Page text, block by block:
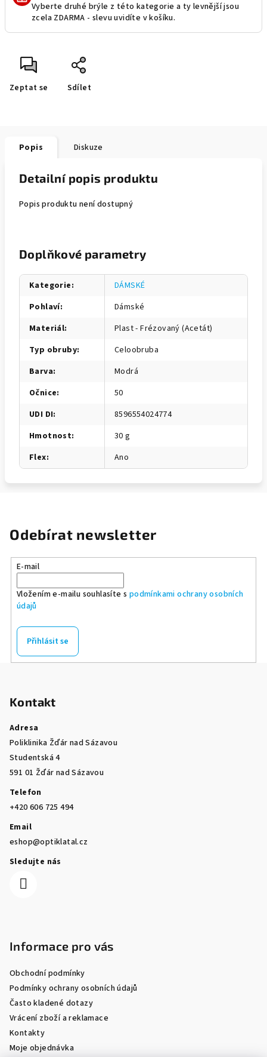
Vyberte druhé brýle z této kategorie a ty levnější jsou
zcela ZDARMA - slevu uvidíte v košíku.
Zeptat se Sdílet
Popis Diskuze
Detailní popis produktu
Popis produktu není dostupný
Doplňkové parametry
Kategorie:
DÁMSKÉ
Pohlaví:
Dámské
Materiál:
Plast - Frézovaný (Acetát)
Typ obruby:
Celoobruba
Barva:
Modrá
Očnice:
50
UDI DI:
8596554024774
Hmotnost:
30 g
Flex: Ano
Odebírat newsletter
E-mail
Vložením e-mailu souhlasíte s podmínkami ochrany osobních
údajů
Přihlásit se
Kontakt
Adresa
Poliklinika Žďár nad Sázavou
Studentská 4
591 01 Žďár nad Sázavou
Telefon
+420 606 725 494
Email
eshop@optiklatal.cz
Sledujte nás
Informace pro vás
Obchodní podmínky
Podmínky ochrany osobních údajů
Často kladené dotazy
Vrácení zboží a reklamace
Kontakty
Moje objednávka